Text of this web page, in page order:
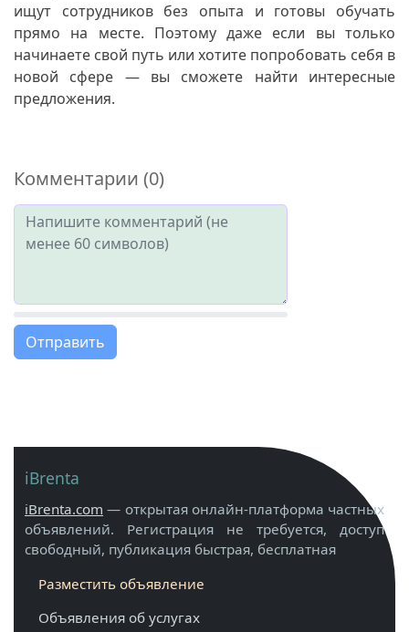
ищут сотрудников без опыта и готовы обучать
прямо на месте. Поэтому даже если вы только
начинаете свой путь или хотите попробовать себя в
новой сфере — вы сможете найти интересные
предложения.
Комментарии (0)
Отправить
iBrenta
iBrenta.com — открытая онлайн-платформа частных
объявлений. Регистрация не требуется, доступ
свободный, публикация быстрая, бесплатная
Разместить объявление
Объявления об услугах